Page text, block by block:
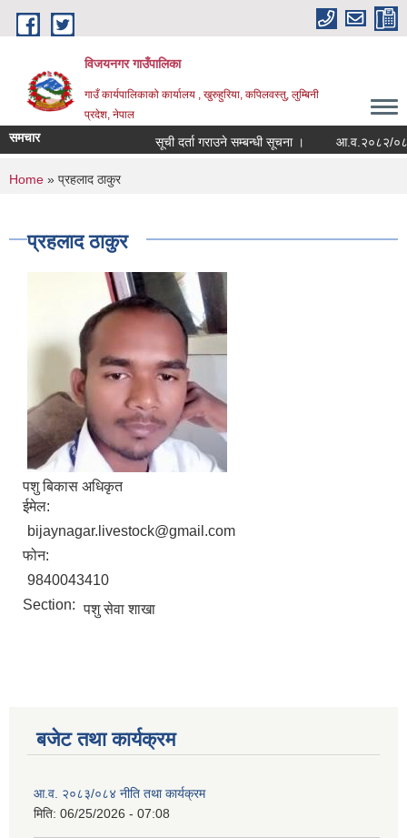
Skip to main content
विजयनगर गाउँपालिका
गाउँ कार्यपालिकाको कार्यालय , खुरुहुरिया, कपिलवस्तु, लुम्बिनी
प्रदेश, नेपाल
समचार सूची दर्ता गराउने सम्बन्धी सूचना । आ.व.२०८२/
You are here
Home » प्रहलाद ठाकुर
प्रहलाद ठाकुर
पशु बिकास अधिकृत
ईमेल:
bijaynagar.livestock@gmail.com
फोन:
9840043410
Section: पशु सेवा शाखा
बजेट तथा कार्यक्रम
आ.व. २०८३/०८४ नीति तथा कार्यक्रम
मिति: 06/25/2026 - 07:08